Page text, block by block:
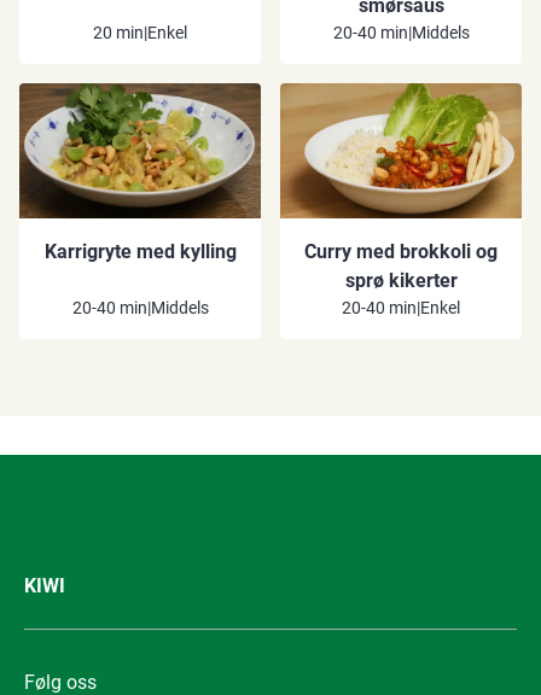
20 min|Enkel
smørsaus
20-40 min|Middels
Karrigryte med kylling
20-40 min|Middels
Curry med brokkoli og
sprø kikerter
20-40 min|Enkel
KIWI
Følg oss